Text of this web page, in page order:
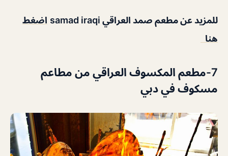
للمزيد عنمطعم صمد العراقي samad iraqi اضغط
هنا
7-مطعم المكسوف العراقي من مطاعم
مسكوف في دبي